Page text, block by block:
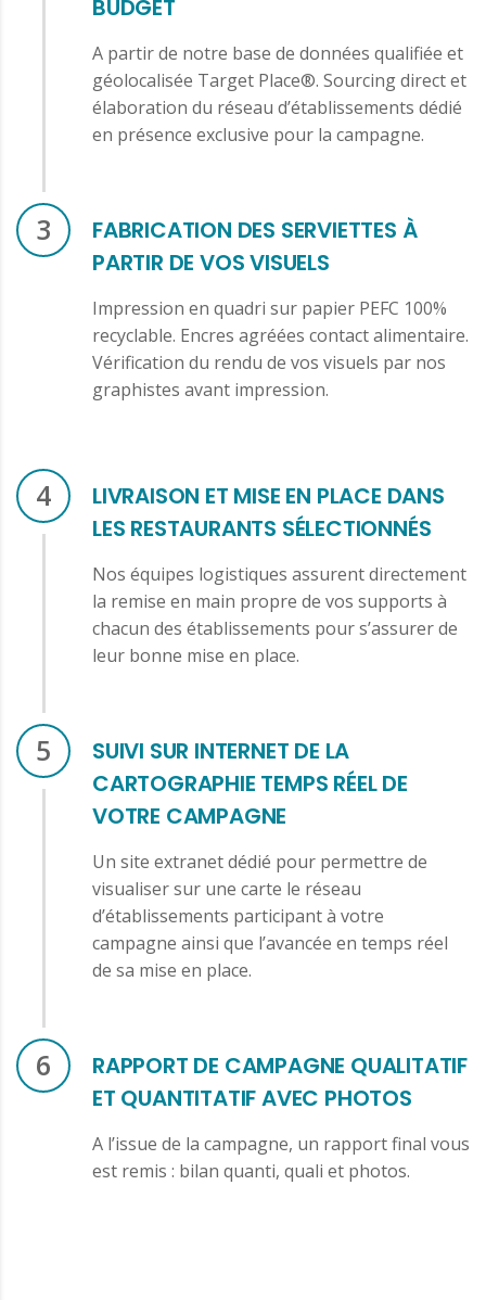
BUDGET
A partir de notre base de données qualifiée et
géolocalisée Target Place®. Sourcing direct et
élaboration du réseau d’établissements dédié
en présence exclusive pour la campagne.
3
FABRICATION DES SERVIETTES À
PARTIR DE VOS VISUELS
Impression en quadri sur papier PEFC 100%
recyclable. Encres agréées contact alimentaire.
Vérification du rendu de vos visuels par nos
graphistes avant impression.
4
LIVRAISON ET MISE EN PLACE DANS
LES RESTAURANTS SÉLECTIONNÉS
Nos équipes logistiques assurent directement
la remise en main propre de vos supports à
chacun des établissements pour s’assurer de
leur bonne mise en place.
5
SUIVI SUR INTERNET DE LA
CARTOGRAPHIE TEMPS RÉEL DE
VOTRE CAMPAGNE
Un site extranet dédié pour permettre de
visualiser sur une carte le réseau
d’établissements participant à votre
campagne ainsi que l’avancée en temps réel
de sa mise en place.
6
RAPPORT DE CAMPAGNE QUALITATIF
ET QUANTITATIF AVEC PHOTOS
A l’issue de la campagne, un rapport final vous
est remis : bilan quanti, quali et photos.